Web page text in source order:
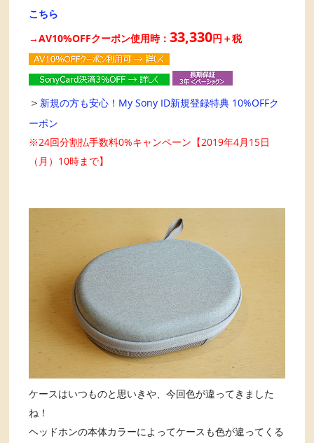
こちら
→AV10%OFFクーポン使用時：33,330円＋税
＞ 新規の方も安心！My Sony ID新規登録特典 10%OFFク
ーポン
※24回分割払手数料0%キャンペーン【2019年4月15日
（月）10時まで】
ケースはいつものと思いきや、今回色が違ってきました
ね！
ヘッドホンの本体カラーによってケースも色が違ってくる